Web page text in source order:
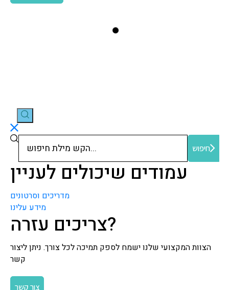
חיפוש
חיפוש
עמודים שיכולים לעניין
מדריכים וסרטונים
מידע עלינו
צריכים עזרה?
הצוות המקצועי שלנו ישמח לספק תמיכה לכל צורך. ניתן ליצור
קשר
צור קשר